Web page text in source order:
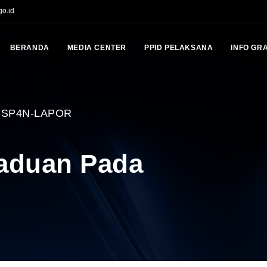
BERANDA MEDIA CENTER PPID PELAKSANA INFO
LAPOR
Pada